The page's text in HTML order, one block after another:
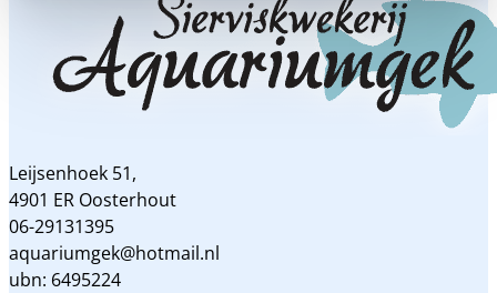
Leijsenhoek 51,
4901 ER Oosterhout
06-29131395
aquariumgek@hotmail.nl
ubn: 6495224